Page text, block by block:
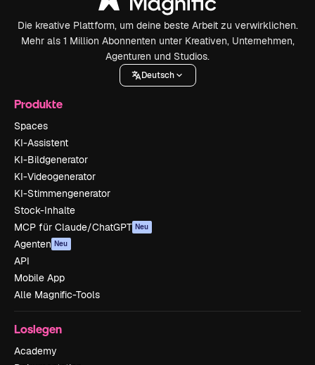
Die kreative Plattform, um deine beste Arbeit zu verwirklichen.
Mehr als 1 Million Abonnenten unter Kreativen, Unternehmen,
Agenturen und Studios.
Deutsch
Produkte
Spaces
KI-Assistent
KI-Bildgenerator
KI-Videogenerator
KI-Stimmengenerator
Stock-Inhalte
MCP für Claude/ChatGPT Neu
Agenten Neu
API
Mobile App
Alle Magnific-Tools
Loslegen
Academy